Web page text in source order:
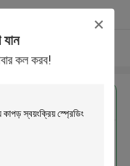
যান
কল করব!
কাপড় স্বয়ংক্রিয় স্প্রেডিং
কন্ট্রোল